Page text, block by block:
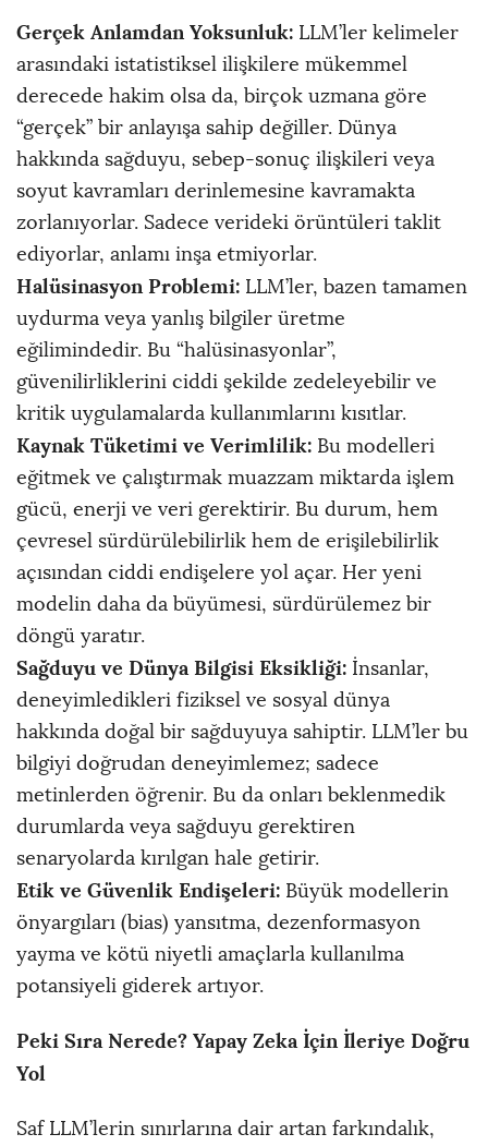
Gerçek Anlamdan Yoksunluk: LLM’ler kelimeler
arasındaki istatistiksel ilişkilere mükemmel
derecede hakim olsa da, birçok uzmana göre
“gerçek” bir anlayışa sahip değiller. Dünya
hakkında sağduyu, sebep-sonuç ilişkileri veya
soyut kavramları derinlemesine kavramakta
zorlanıyorlar. Sadece verideki örüntüleri taklit
ediyorlar, anlamı inşa etmiyorlar.
Halüsinasyon Problemi: LLM’ler, bazen tamamen
uydurma veya yanlış bilgiler üretme
eğilimindedir. Bu “halüsinasyonlar”,
güvenilirliklerini ciddi şekilde zedeleyebilir ve
kritik uygulamalarda kullanımlarını kısıtlar.
Kaynak Tüketimi ve Verimlilik: Bu modelleri
eğitmek ve çalıştırmak muazzam miktarda işlem
gücü, enerji ve veri gerektirir. Bu durum, hem
çevresel sürdürülebilirlik hem de erişilebilirlik
açısından ciddi endişelere yol açar. Her yeni
modelin daha da büyümesi, sürdürülemez bir
döngü yaratır.
Sağduyu ve Dünya Bilgisi Eksikliği: İnsanlar,
deneyimledikleri fiziksel ve sosyal dünya
hakkında doğal bir sağduyuya sahiptir. LLM’ler bu
bilgiyi doğrudan deneyimlemez; sadece
metinlerden öğrenir. Bu da onları beklenmedik
durumlarda veya sağduyu gerektiren
senaryolarda kırılgan hale getirir.
Etik ve Güvenlik Endişeleri: Büyük modellerin
önyargıları (bias) yansıtma, dezenformasyon
yayma ve kötü niyetli amaçlarla kullanılma
potansiyeli giderek artıyor.
Peki Sıra Nerede? Yapay Zeka İçin İleriye Doğru
Yol
Saf LLM’lerin sınırlarına dair artan farkındalık,